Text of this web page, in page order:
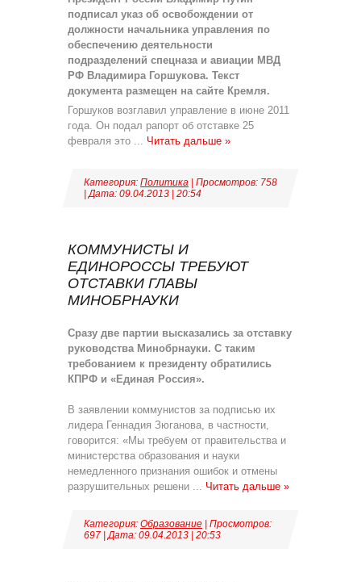
подписал указ об освобождении от
должности начальника управления по
обеспечению деятельности
подразделений спецназа и авиации МВД
РФ Владимира Горшукова. Текст
документа размещен на сайте Кремля.
Горшуков возглавил управление в июне 2011
года. Он подал рапорт об отставке 25
февраля это ... Читать дальше »
Категория: Политика | Просмотров: 758
| Дата: 09.04.2013 20:54
КОММУНИСТЫ И
ЕДИНОРОССЫ ТРЕБУЮТ
ОТСТАВКИ ГЛАВЫ
МИНОБРНАУКИ
Сразу две партии высказались за отставку
руководства Минобрнауки. С таким
требованием к президенту обратились
КПРФ и «Единая Россия».
В заявлении коммунистов за подписью их
лидера Геннадия Зюганова, в частности,
говорится: «Мы требуем от правительства и
министерства образования и науки
немедленного признания ошибок и отмены
разрушительных решени ... Читать дальше »
Категория: Образование | Просмотров:
697 | Дата: 09.04.2013 20:53